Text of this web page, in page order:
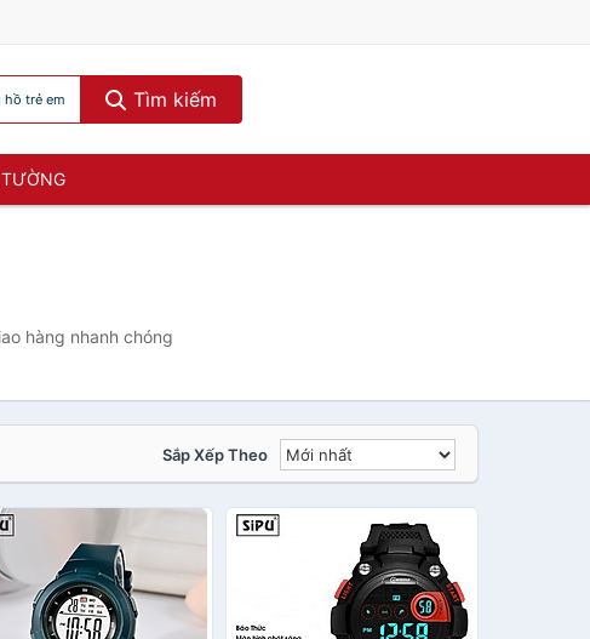
trẻ em Tìm kiếm
hàng nhanh chóng
Sắp Xếp Theo